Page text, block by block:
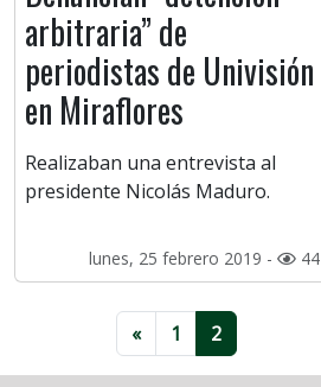
arbitraria” de
periodistas de Univisión
en Miraflores
Realizaban una entrevista al
presidente Nicolás Maduro.
lunes, 25 febrero 2019 - 44
« 1 2